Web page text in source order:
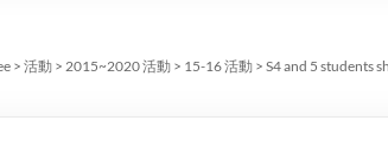
> 活動 > 2015~2020 活動 > 15-16 活動 > S4 and 5 students